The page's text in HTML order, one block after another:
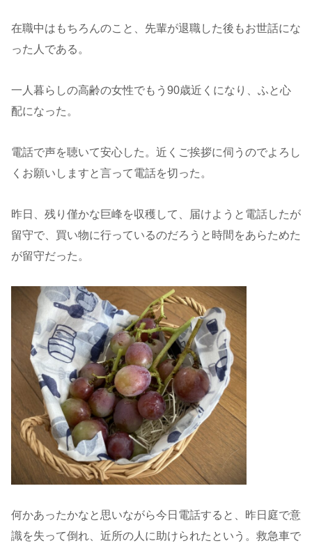
在職中はもちろんのこと、先輩が退職した後もお世話にな
った人である。
一人暮らしの高齢の女性でもう90歳近くになり、ふと心
配になった。
電話で声を聴いて安心した。近くご挨拶に伺うのでよろし
くお願いしますと言って電話を切った。
昨日、残り僅かな巨峰を収穫して、届けようと電話したが
留守で、買い物に行っているのだろうと時間をあらためた
が留守だった。
何かあったかなと思いながら今日電話すると、昨日庭で意
識を失って倒れ、近所の人に助けられたという。救急車で